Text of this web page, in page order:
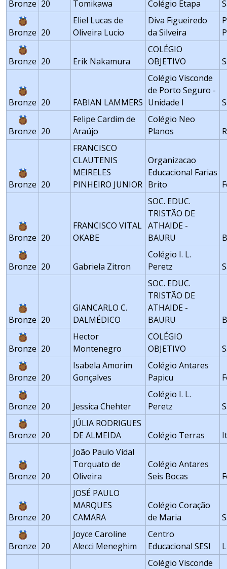
Bronze 20
Tomikawa
Colégio Etapa
Bronze 20
Eliel Lucas de
Oliveira Lucio
Diva Figueiredo
da Silveira
Bronze 20 Erik Nakamura
COLÉGIO
OBJETIVO
Bronze 20 FABIAN LAMMERS
Colégio Visconde
de Porto Seguro -
Unidade I
Bronze 20
Felipe Cardim de
Araújo
Colégio Neo
Planos
Bronze 20
FRANCISCO
CLAUTENIS
MEIRELES
PINHEIRO JUNIOR
Organizacao
Educacional Farias
Brito
Bronze 20
FRANCISCO VITAL
OKABE
SOC. EDUC.
TRISTÃO DE
ATHAIDE -
BAURU
Bronze 20 Gabriela Zitron
Colégio I. L.
Peretz
Bronze 20
GIANCARLO C.
DALMÉDICO
SOC. EDUC.
TRISTÃO DE
ATHAIDE -
BAURU
Bronze 20
Hector
Montenegro
COLÉGIO
OBJETIVO
Bronze 20
Isabela Amorim
Gonçalves
Colégio Antares
Papicu
Bronze 20 Jessica Chehter
Colégio I. L.
Peretz
Bronze 20
JÚLIA RODRIGUES
DE ALMEIDA
Colégio Terras
Bronze 20
João Paulo Vidal
Torquato de
Oliveira
Colégio Antares
Seis Bocas
Bronze 20
JOSÉ PAULO
MARQUES
CAMARA
Colégio Coração
de Maria
Bronze 20
Joyce Caroline
Alecci Meneghim
Centro
Educacional SESI
Colégio Visconde